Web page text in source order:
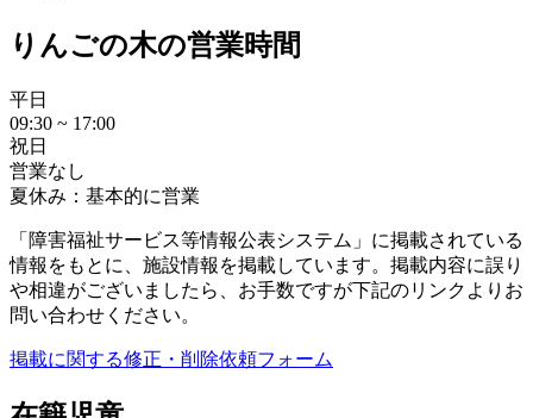
りんごの木の営業時間
平日
09:30 ~ 17:00
祝日
営業なし
夏休み：基本的に営業
「障害福祉サービス等情報公表システム」に掲載されている
情報をもとに、施設情報を掲載しています。掲載内容に誤り
や相違がございましたら、お手数ですが下記のリンクよりお
問い合わせください。
掲載に関する修正・削除依頼フォーム